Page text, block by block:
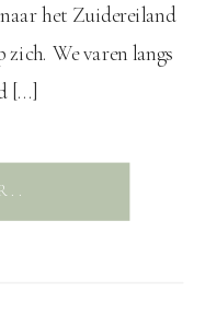
het Zuidereiland
We varen langs
[…]